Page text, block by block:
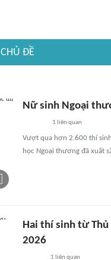
CHỦ ĐỀ
Nữ sinh Ngoại
1 liên quan
Vượt qua hơn 2.600 thí
học Ngoại thương đã xuất
Hai thí sinh từ
2026
1 liên quan